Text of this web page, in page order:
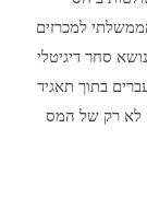
למכרזים
סחר דיגיטלי
בתוך תאגיד
לא רק של המס